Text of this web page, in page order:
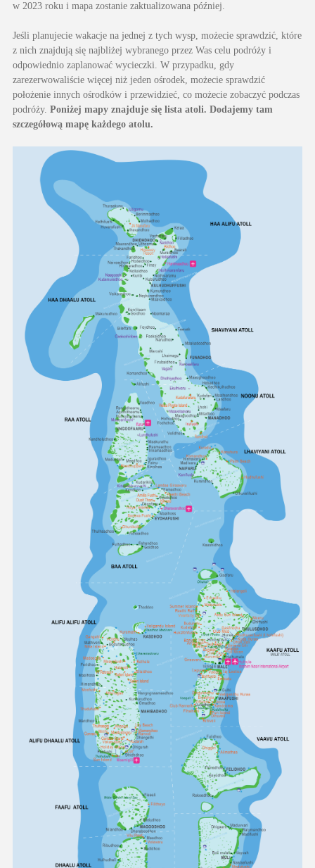
w 2023 roku i mapa zostanie zaktualizowana później.
Jeśli planujecie wakacje na jednej z tych wysp, możecie sprawdzić, które
z nich znajdują się najbliżej wybranego przez Was celu podróży i
odpowiednio zaplanować wycieczki. W przypadku, gdy
zarezerwowaliście więcej niż jeden ośrodek, możecie sprawdzić
położenie innych ośrodków i przewidzieć, co możecie zobaczyć podczas
podróży. Poniżej mapy znajduje się lista atoli. Dodajemy tam
szczegółową mapę każdego atolu.